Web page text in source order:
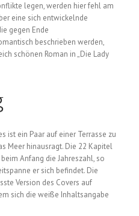
legen, werden hier fehl am
eine sich entwickelnde
gegen Ende
beschrieben werden,
schönen Roman in „Die Lady
ist ein Paar auf einer Terrasse zu
Meer hinausragt. Die 22 Kapitel
Anfang die Jahreszahl, so
er sich befindet. Die
Version des Covers auf
sich die weiße Inhaltsangabe